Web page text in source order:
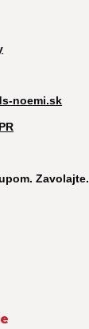
noemi.sk
Zavolajte.